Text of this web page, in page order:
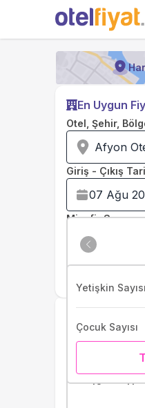
En Uygun
Otel, Şehir,
Afyon
Giriş - Çıkış
3 4
10 11
Misafir Sayısı
Yetişkin Sayısı
Çocuk Sayısı
Bölge